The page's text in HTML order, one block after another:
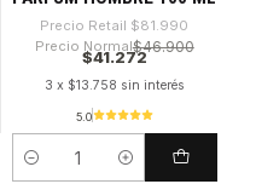
Precio Retail $81.990
Precio Normal$46.900
$41.272
3 x $13.758 sin interés
5.0
Cantidad